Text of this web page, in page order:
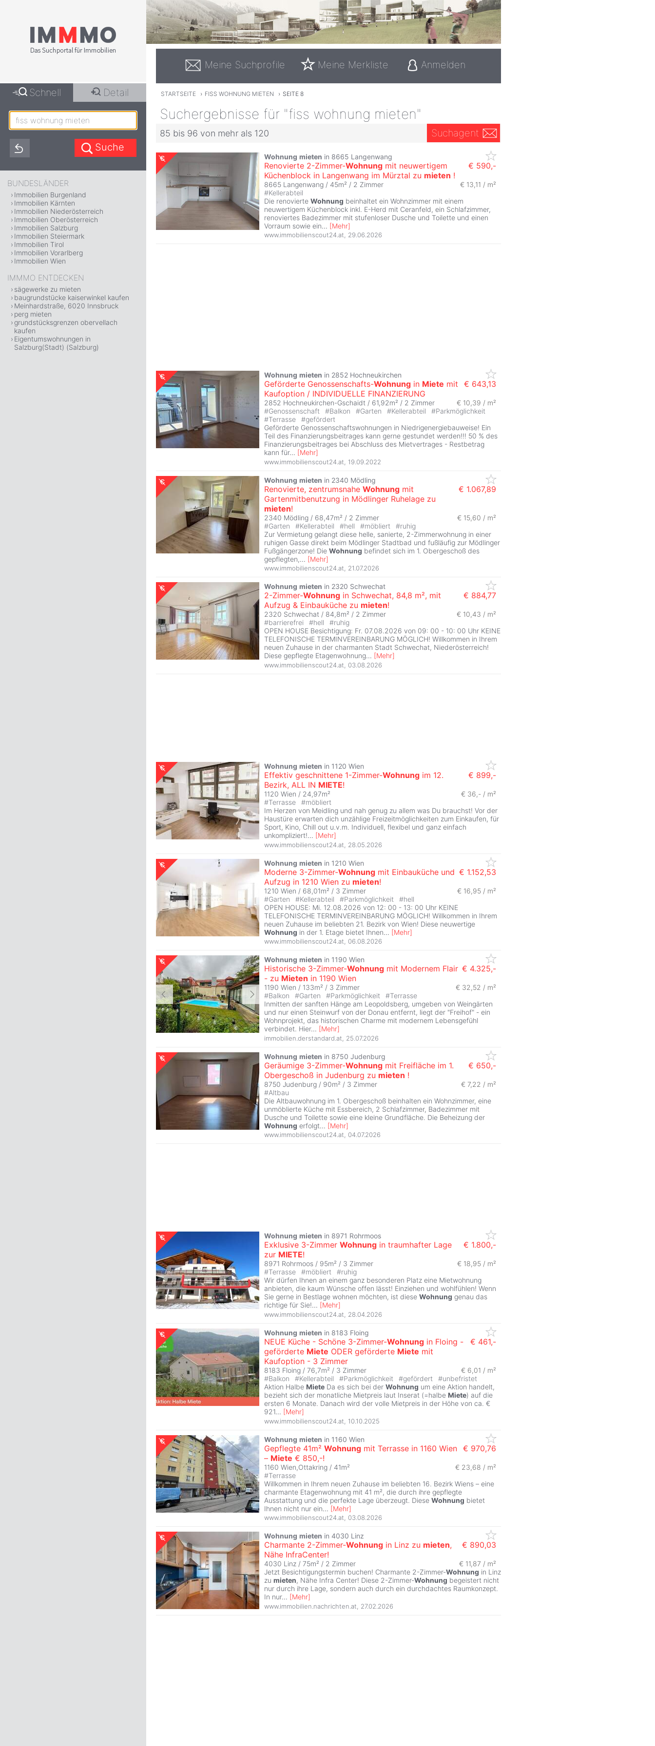
Meine Suchprofile Meine Merkliste Anmelden
STARTSEITE › FISS WOHNUNG MIETEN › SEITE 8
Suchergebnisse für "fiss wohnung mieten"
85 bis 96 von mehr als 120 Suchagent
Wohnung mieten in 8665 Langenwang
Renovierte 2-Zimmer-Wohnung mit neuwertigem
Küchenblock in Langenwang im Mürztal zu mieten !
€ 590,-
8665 Langenwang / 45m² / 2 Zimmer
€ 13,11 / m²
#Kellerabteil
Die renovierte Wohnung beinhaltet ein Wohnzimmer mit einem
neuwertigem Küchenblock inkl. E-Herd mit Ceranfeld, ein Schlafzimmer,
renoviertes Badezimmer mit stufenloser Dusche und Toilette und einen
Vorraum sowie ein... [Mehr]
www.immobilienscout24.at 29.06.2026
Wohnung mieten in 2852 Hochneukirchen
Geförderte Genossenschafts-Wohnung in Miete mit
Kaufoption / INDIVIDUELLE FINANZIERUNG
€ 643,13
2852 Hochneukirchen-Gschaidt / 61,92m² / 2 Zimmer
€ 10,39 / m²
#Genossenschaft #Balkon #Garten #Kellerabteil #Parkmöglichkeit
#Terrasse #gefördert
Geförderte Genossenschaftswohnungen in Niedrigenergiebauweise! Ein
Teil des Finanzierungsbeitrages kann gerne gestundet werden!!! 50 % des
Finanzierungsbeitrages bei Abschluss des Mietvertrages - Restbetrag
kann für... [Mehr]
www.immobilienscout24.at 19.09.2022
Wohnung mieten in 2340 Mödling
Renovierte, zentrumsnahe Wohnung mit
Gartenmitbenutzung in Mödlinger Ruhelage zu
mieten!
€ 1.067,89
2340 Mödling / 68,47m² / 2 Zimmer
€ 15,60 / m²
#Garten #Kellerabteil #hell #möbliert #ruhig
Zur Vermietung gelangt diese helle, sanierte, 2-Zimmerwohnung in einer
ruhigen Gasse direkt beim Mödlinger Stadtbad und fußläufig zur Mödlinger
Fußgängerzone! Die Wohnung befindet sich im 1. Obergeschoß des
gepflegten,... [Mehr]
www.immobilienscout24.at, 21.07.2026
Wohnung mieten in 2320 Schwechat
2-Zimmer-Wohnung in Schwechat, 84,8 m², mit
Aufzug & Einbauküche zu mieten!
€ 884,77
2320 Schwechat / 84,8m² / 2 Zimmer
€ 10,43 / m²
#barrierefrei #hell #ruhig
OPEN HOUSE Besichtigung: Fr. 07.08.2026 von 09: 00 - 10: 00 Uhr KEINE
TELEFONISCHE TERMINVEREINBARUNG MÖGLICH! Willkommen in Ihrem
neuen Zuhause in der charmanten Stadt Schwechat, Niederösterreich!
Diese gepflegte Etagenwohnung... [Mehr]
www.immobilienscout24.at 03.08.2026
Wohnung mieten in 1120 Wien
Effektiv geschnittene 1-Zimmer-Wohnung im 12.
Bezirk, ALL IN MIETE!
€ 899,-
1120 Wien / 24,97m²
€ 36,- / m²
#Terrasse #möbliert
Im Herzen von Meidling und nah genug zu allem was Du brauchst! Vor der
Haustüre erwarten dich unzählige Freizeitmöglichkeiten zum Einkaufen, für
Sport, Kino, Chill out u.v.m. Individuell, flexibel und ganz einfach
unkompliziert!... [Mehr]
www.immobilienscout24.at 28.05.2026
Wohnung mieten in 1210 Wien
Moderne 3-Zimmer-Wohnung mit Einbauküche und
Aufzug in 1210 Wien zu mieten!
€ 1.152,53
1210 Wien / 68,01m² / 3 Zimmer
€ 16,95 / m²
#Garten #Kellerabteil #Parkmöglichkeit #hell
OPEN HOUSE: Mi. 12.08.2026 von 12: 00 - 13: 00 Uhr KEINE
TELEFONISCHE TERMINVEREINBARUNG MÖGLICH! Willkommen in Ihrem
neuen Zuhause im beliebten 21. Bezirk von Wien! Diese neuwertige
Wohnung in der 1. Etage bietet Ihnen... [Mehr]
www.immobilienscout24.at 06.08.2026
Wohnung mieten in 1190 Wien
Historische 3-Zimmer-Wohnung mit Modernem Flair
- zu Mieten in 1190 Wien
€ 4.325,-
1190 Wien / 133m² / 3 Zimmer € 32,52 / m²
#Balkon #Garten #Parkmöglichkeit #Terrasse
Inmitten der sanften Hänge am Leopoldsberg, umgeben von Weingärten
und nur einen Steinwurf von der Donau entfernt, liegt der "Freihof" - ein
Wohnprojekt, das historischen Charme mit modernem Lebensgefühl
verbindet. Hier... [Mehr]
immobilien.derstandard.at 25.07.2026
Wohnung mieten in 8750 Judenburg
Geräumige 3-Zimmer-Wohnung mit Freifläche im 1.
Obergeschoß in Judenburg zu mieten !
€ 650,-
8750 Judenburg / 90m² / 3 Zimmer
€ 7,22 / m²
#Altbau
Die Altbauwohnung im 1. Obergeschoß beinhalten ein Wohnzimmer, eine
unmöblierte Küche mit Essbereich, 2 Schlafzimmer, Badezimmer mit
Dusche und Toilette sowie eine kleine Grundfläche. Die Beheizung der
Wohnung erfolgt... [Mehr]
www.immobilienscout24.at, 04.07.2026
Wohnung mieten in 8971 Rohrmoos
Exklusive 3-Zimmer Wohnung in traumhafter Lage
zur MIETE!
€ 1.800,-
8971 Rohrmoos / 95m² / 3 Zimmer
€ 18,95 / m²
#Terrasse #möbliert #ruhig
Wir dürfen Ihnen an einem ganz besonderen Platz eine Mietwohnung
anbieten, die kaum Wünsche offen lässt! Einziehen und wohlfühlen! Wenn
Sie gerne in Bestlage wohnen möchten, ist diese Wohnung genau das
richtige für Sie!... [Mehr]
www.immobilienscout24.at 28.04.2026
Wohnung mieten in 8183 Floing
NEUE Küche - Schöne 3-Zimmer-Wohnung in Floing -
geförderte Miete ODER geförderte Miete mit
Kaufoption - 3 Zimmer
€ 461,-
8183 Floing / 76,7m² / 3 Zimmer
€ 6,01 / m²
#Balkon #Kellerabteil #Parkmöglichkeit #gefördert #unbefristet
Aktion Halbe Miete Da es sich bei der Wohnung um eine Aktion handelt,
bezieht sich der monatliche Mietpreis laut Inserat (=halbe Miete) auf die
ersten 6 Monate. Danach wird der volle Mietpreis in der Höhe von ca. €
921... [Mehr]
www.immobilienscout24.at 10.10.2025
Wohnung mieten in 1160 Wien
Gepflegte 41m² Wohnung mit Terrasse in 1160 Wien
– Miete € 850,-!
€ 970,76
1160 Wien,Ottakring / 41m²
€ 23,68 / m²
#Terrasse
Willkommen in Ihrem neuen Zuhause im beliebten 16. Bezirk Wiens – eine
charmante Etagenwohnung mit 41 m², die durch ihre gepflegte
Ausstattung und die perfekte Lage überzeugt. Diese Wohnung bietet
Ihnen nicht nur ein... [Mehr]
www.immobilienscout24.at 03.08.2026
Wohnung mieten in 4030 Linz
Charmante 2-Zimmer-Wohnung in Linz zu mieten,
Nähe InfraCenter!
€ 890,03
4030 Linz / 75m² / 2 Zimmer
€ 11,87 / m²
Jetzt Besichtigungstermin buchen! Charmante 2-Zimmer-Wohnung in Linz
zu mieten, Nähe Infra Center! Diese 2-Zimmer-Wohnung begeistert nicht
nur durch ihre Lage, sondern auch durch ein durchdachtes Raumkonzept.
In nur... [Mehr]
www.immobilien.nachrichten.at 27.02.2026
Schnell Detail
BUNDESLÄNDER
Immobilien Burgenland
Immobilien Kärnten
Immobilien Niederösterreich
Immobilien Oberösterreich
Immobilien Salzburg
Immobilien Steiermark
Immobilien Tirol
Immobilien Vorarlberg
Immobilien Wien
IMMMO ENTDECKEN
sägewerke zu mieten
baugrundstücke kaiserwinkel kaufen
Meinhardstraße, 6020 Innsbruck
perg mieten
grundstücksgrenzen obervellach
kaufen
Eigentumswohnungen in
Salzburg(Stadt) (Salzburg)